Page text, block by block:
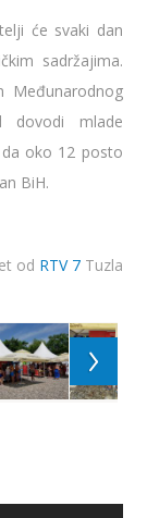
će svaki dan
sadržajima.
Međunarodnog
dovodi mlade
oko 12 posto
BiH.
od RTV 7Tuzla